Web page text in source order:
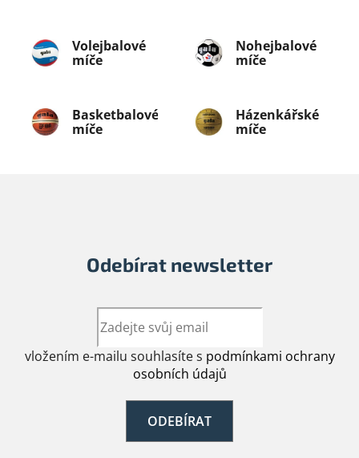
Volejbalové
míče
Nohejbalové
míče
Basketbalové
míče
Házenkářské
míče
Odebírat newsletter
vložením e-mailu souhlasíte s podmínkami ochrany
osobních údajů
ODEBÍRAT